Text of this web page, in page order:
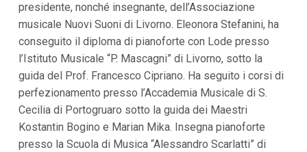
l
M
e
ù
P
r
i
n
i
p
presidente, nonché insegnante, dell’Associazione
musicale Nuovi Suoni di Livorno. Eleonora Stefanini, ha
conseguito il diploma di pianoforte con Lode presso
l’Istituto Musicale “P. Mascagni” di Livorno, sotto la
guida del Prof. Francesco Cipriano. Ha seguito i corsi di
perfezionamento presso l’Accademia Musicale di S.
Cecilia di Portogruaro sotto la guida dei Maestri
Kostantin Bogino e Marian Mika. Insegna pianoforte
presso la Scuola di Musica “Alessandro Scarlatti” di